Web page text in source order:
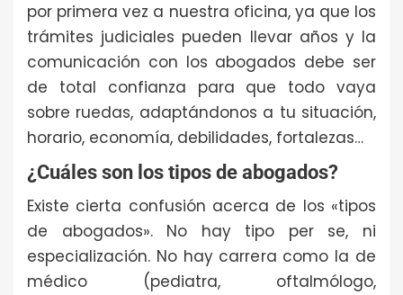
por primera vez a nuestra oficina, ya que los
trámites judiciales pueden llevar años y la
comunicación con los abogados debe ser
de total confianza para que todo vaya
sobre ruedas, adaptándonos a tu situación,
horario, economía, debilidades, fortalezas…
¿Cuáles son los tipos de abogados?
Existe cierta confusión acerca de los «tipos
de abogados». No hay tipo per se, ni
especialización. No hay carrera como la de
médico (pediatra, oftalmólogo,